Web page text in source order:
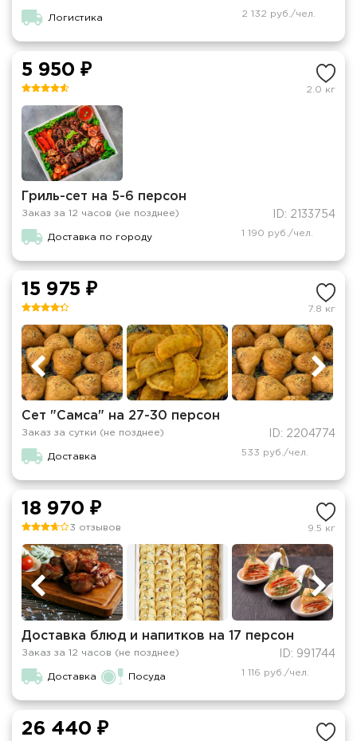
Логистика 2 132 руб./чел.
5 950 ₽
2.0 кг
Гриль-сет на 5-6 персон
Заказ за 12 часов (не позднее) ID: 2133754
Доставка по городу 1 190 руб./чел.
15 975 ₽
7.8 кг
Сет "Самса" на 27-30 персон
Заказ за сутки (не позднее) ID: 2204774
Доставка 533 руб./чел.
18 970 ₽
3 отзывов 9.5 кг
Доставка блюд и напитков на 17 персон
Заказ за 12 часов (не позднее) ID: 991744
Доставка Посуда 1 116 руб./чел.
26 440 ₽